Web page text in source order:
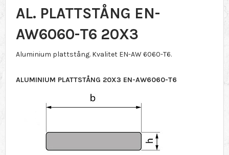
AL. PLATTSTÅNG EN-
AW6060-T6 20X3
Aluminium plattstång. Kvalitet EN-AW 6060-T6.
ALUMINIUM PLATTSTÅNG 20X3 EN-AW6060-T6